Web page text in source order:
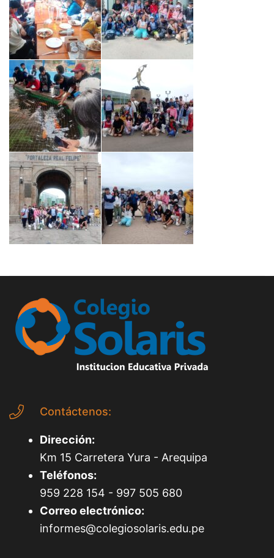
Contáctenos:
Dirección:
Km 15 Carretera Yura - Arequipa
Teléfonos:
959 228 154 - 997 505 680
Correo electrónico:
informes@colegiosolaris.edu.pe